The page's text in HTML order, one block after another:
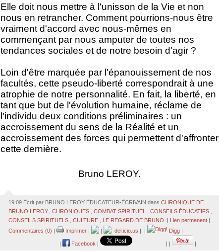
Elle doit nous mettre à l'unisson de la Vie et non
nous en retrancher. Comment pourrions-nous être
vraiment d'accord avec nous-mêmes en
commençant par nous amputer de toutes nos
tendances sociales et de notre besoin d'agir ?
Loin d'être marquée par l'épanouissement de nos
facultés, cette pseudo-liberté correspondrait à une
atrophie de notre personnalité. En fait, la liberté, en
tant que but de l'évolution humaine, réclame de
l'individu deux conditions préliminaires : un
accroissement du sens de la Réalité et un
accroissement des forces qui permettent d'affronter
cette dernière.
Bruno LEROY.
19:09 Écrit par BRUNO LEROY ÉDUCATEUR-ÉCRIVAIN dans CHRONIQUE DE
BRUNO LEROY.
CHRONIQUES. COMBAT SPIRITUEL. CONSEILS ÉDUCATIFS.
CONSEILS SPIRITUELS.
CULTURE. LE REGARD DE BRUNO. | Lien permanent|
Commentaires (0) | Imprimer| | del.icio.us | | Digg|
| Facebook | | | |